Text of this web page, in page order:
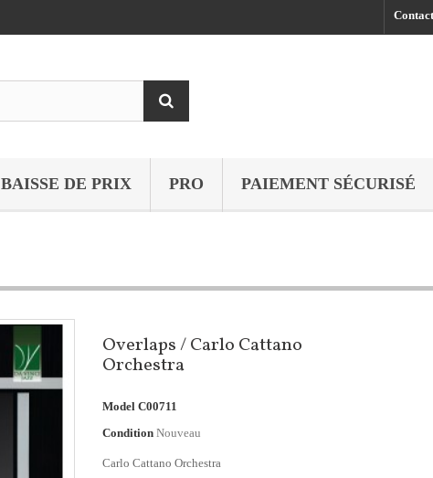
BAISSE DE PRIX PRO PAIEMENT SÉCURISÉ
Overlaps / Carlo Cattano
Orchestra
Model C00711
Condition Nouveau
Carlo Cattano Orchestra